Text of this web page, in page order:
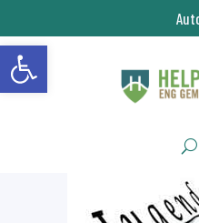
Ouvrir la barre d’outils